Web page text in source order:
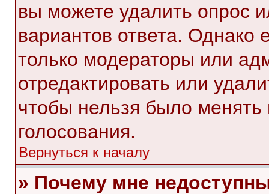
вы можете удалить опрос
вариантов ответа. Однако
только модераторы или
отредактировать или
чтобы нельзя было
голосования.
Вернуться к началу
» Почему мне